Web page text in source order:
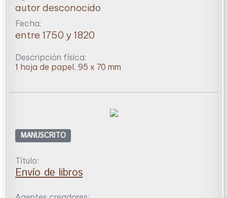
autor desconocido
Fecha:
entre 1750 y 1820
Descripción física:
1 hoja de papel, 95 x 70 mm
MANUSCRITO
Titulo:
Envío de libros